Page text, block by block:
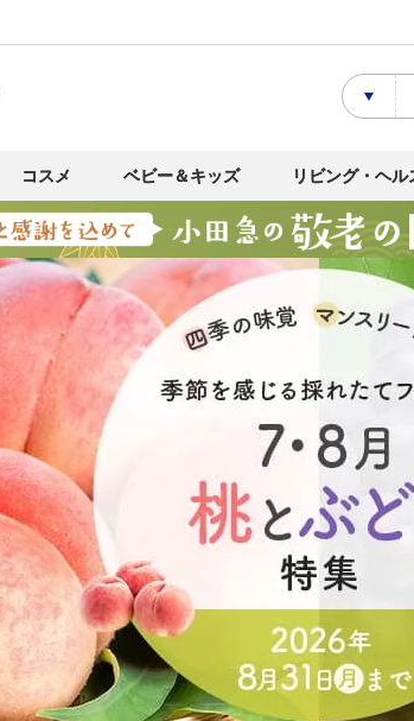
コスメ ベビー＆キッズ リビング・ヘ